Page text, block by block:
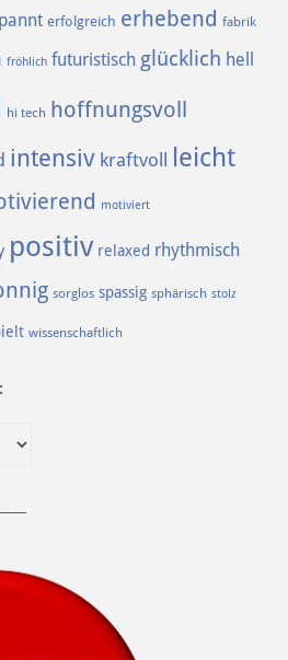
erfolgreich erhebend fabrik
fröhlich futuristisch glücklich hell
hi tech hoffnungsvoll
intensiv kraftvoll leicht
motiviert
positiv relaxed rhythmisch
sorglos spassig sphärisch stolz
wissenschaftlich